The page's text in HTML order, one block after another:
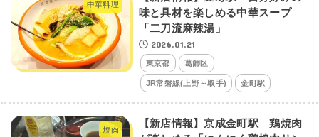
中華料理
味と具材を楽しめる中華スープ
「二刀流麻辣湯」
2026.01.21
東京都 葛飾区
JR常磐線(上野～取手) 金町駅
焼肉
【新店情報】京成金町駅 鶏焼肉